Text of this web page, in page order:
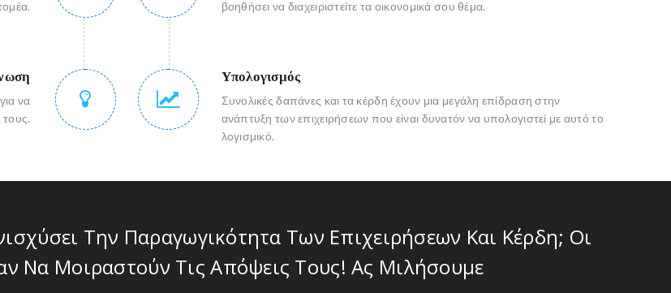
να
τους.
βοηθήσει να διαχειριστείτε τα οικονομικά σου θέμα.
Υπολογισμός
Συνολικές δαπάνες και τα κέρδη έχουν μια μεγάλη επίδραση στην
ανάπτυξη των επιχειρήσεων που είναι δυνατόν να υπολογιστεί με αυτό το
λογισμικό.
Την Παραγωγικότητα Των Επιχειρήσεων Και Κέρδη; Οι
Να Μοιραστούν Τις Απόψεις Τους! Ας Μιλήσουμε